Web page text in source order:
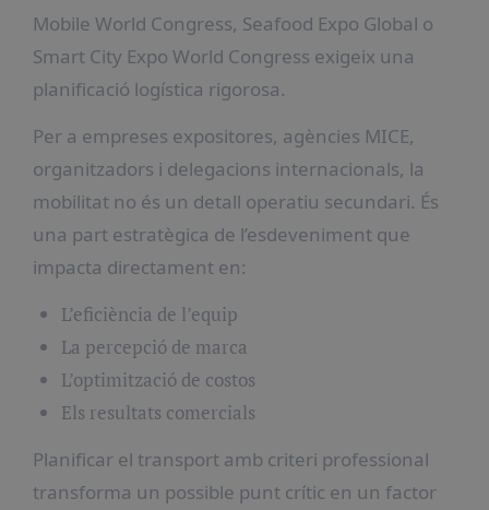
Mobile World Congress, Seafood Expo Global o
Smart City Expo World Congress exigeix una
planificació logística rigorosa.
Per a empreses expositores, agències MICE,
organitzadors i delegacions internacionals, la
mobilitat no és un detall operatiu secundari. És
una part estratègica de l’esdeveniment que
impacta directament en:
L’eficiència de l’equip
La percepció de marca
L’optimització de costos
Els resultats comercials
Planificar el transport amb criteri professional
transforma un possible punt crític en un factor